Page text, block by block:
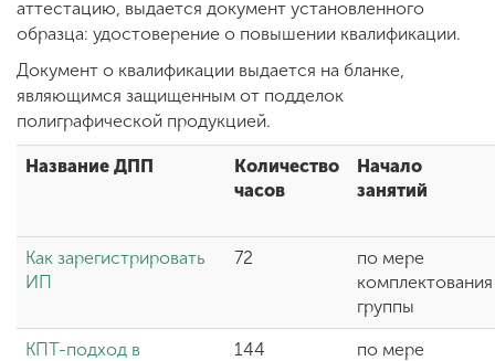
Сведения об
образовательной
организации
ENG SPN CHI
аттестацию, выдается документ установленного
образца: удостоверение о повышении квалификации.
Документ о квалификации выдается на бланке,
являющимся защищенным от подделок
полиграфической продукцией.
Название ДПП
Количество
часов
Начало
занятий
Как зарегистрировать
ИП
72
по мере
комплектования
группы
КПТ-подход в
144
по мере